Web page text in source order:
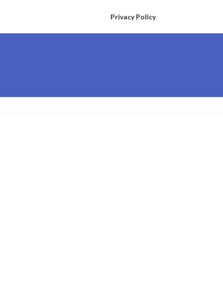
Privacy Policy